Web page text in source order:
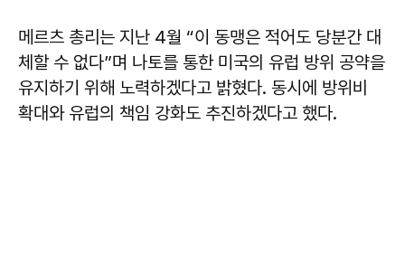
메르츠 총리는 지난 4월 “이 동맹은 적어도 당분간 대
체할 수 없다”며 나토를 통한 미국의 유럽 방위 공약을
유지하기 위해 노력하겠다고 밝혔다. 동시에 방위비
확대와 유럽의 책임 강화도 추진하겠다고 했다.